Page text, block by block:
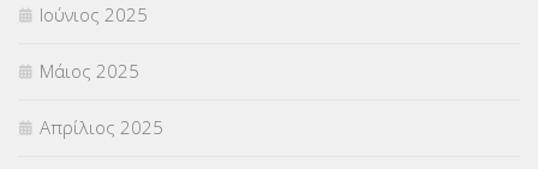
Ιούνιος 2025
Μάιος 2025
Απρίλιος 2025